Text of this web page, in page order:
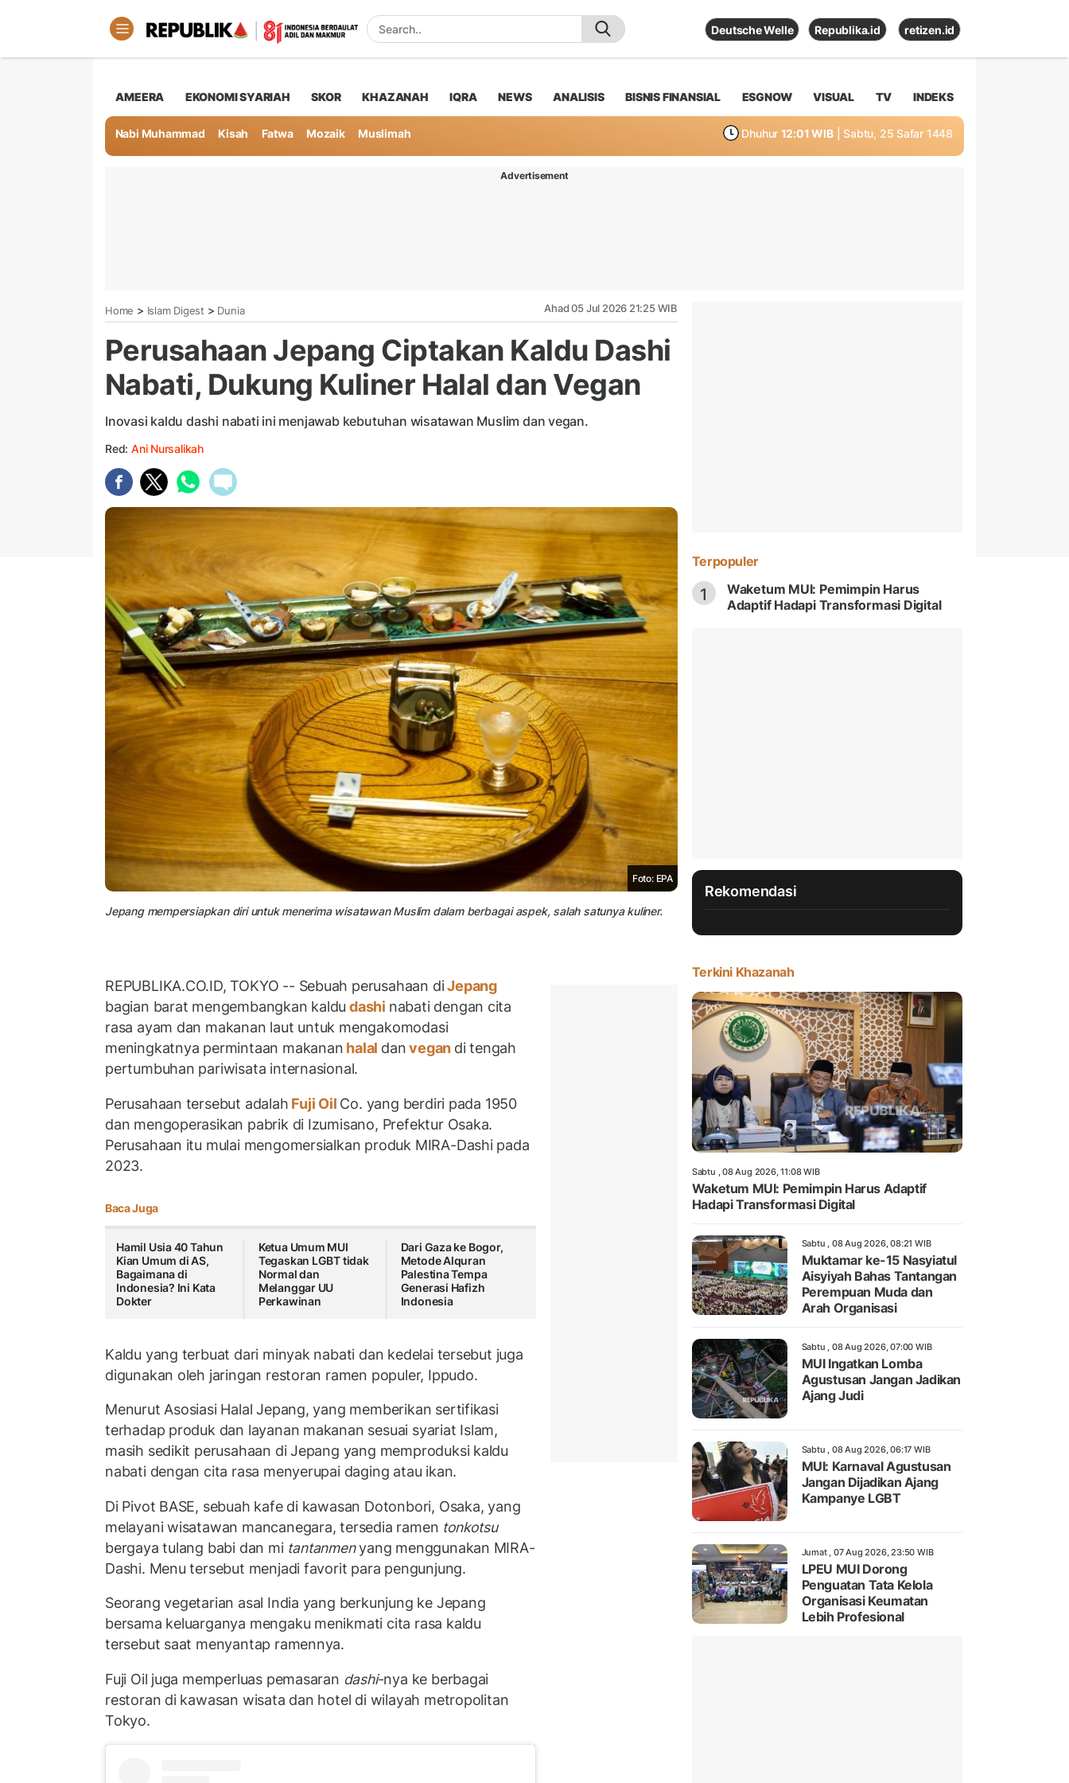
Deutsche Welle Republika.id retizen.id
AMEERA EKONOMI SYARIAH SKOR KHAZANAH IQRA NEWS ANALISIS BISNIS FINANSIAL ESGNOW VISUAL TV INDEKS
Nabi Muhammad Kisah Fatwa Mozaik Muslimah Dhuhur 12:01 WIB | Sabtu, 25 Safar 1448
Advertisement
Home > Islam Digest > Dunia Ahad 05 Jul 2026 21:25 WIB
Perusahaan Jepang Ciptakan Kaldu Dashi
Nabati, Dukung Kuliner Halal dan Vegan
Inovasi kaldu dashi nabati ini menjawab kebutuhan wisatawan Muslim dan vegan.
Red: Ani Nursalikah
Foto: EPA
Jepang mempersiapkan diri untuk menerima wisatawan Muslim dalam berbagai aspek, salah satunya kuliner.
REPUBLIKA.CO.ID, TOKYO -- Sebuah perusahaan diJepang
bagian barat mengembangkan kaldu dashi nabati dengan cita
rasa ayam dan makanan laut untuk mengakomodasi
meningkatnya permintaan makanan halal danvegan di tengah
pertumbuhan pariwisata internasional.
Perusahaan tersebut adalah Fuji Oil Co. yang berdiri pada 1950
dan mengoperasikan pabrik di Izumisano, Prefektur Osaka.
Perusahaan itu mulai mengomersialkan produk MIRA-Dashi pada
2023.
Baca Juga
Hamil Usia 40 Tahun
Kian Umum di AS,
Bagaimana di
Indonesia? Ini Kata
Dokter
Ketua Umum MUI
Tegaskan LGBT tidak
Normal dan
Melanggar UU
Perkawinan
Dari Gaza ke Bogor,
Metode Alquran
Palestina Tempa
Generasi Hafizh
Indonesia
Kaldu yang terbuat dari minyak nabati dan kedelai tersebut juga
digunakan oleh jaringan restoran ramen populer, Ippudo.
Menurut Asosiasi Halal Jepang, yang memberikan sertifikasi
terhadap produk dan layanan makanan sesuai syariat Islam,
masih sedikit perusahaan di Jepang yang memproduksi kaldu
nabati dengan cita rasa menyerupai daging atau ikan.
Di Pivot BASE, sebuah kafe di kawasan Dotonbori, Osaka, yang
melayani wisatawan mancanegara, tersedia ramen tonkotsu
bergaya tulang babi dan mi tantanmenyang menggunakan MIRA-
Dashi. Menu tersebut menjadi favorit para pengunjung.
Seorang vegetarian asal India yang berkunjung ke Jepang
bersama keluarganya mengaku menikmati cita rasa kaldu
tersebut saat menyantap ramennya.
Fuji Oil juga memperluas pemasaran dashi-nya ke berbagai
restoran di kawasan wisata dan hotel di wilayah metropolitan
Tokyo.
Terpopuler
1
Waketum MUI: Pemimpin Harus
Adaptif Hadapi Transformasi Digital
Rekomendasi
Terkini Khazanah
Sabtu , 08 Aug 2026, 11:08 WIB
Waketum MUI: Pemimpin Harus Adaptif
Hadapi Transformasi Digital
Sabtu , 08 Aug 2026, 08:21 WIB
Muktamar ke-15 Nasyiatul
Aisyiyah Bahas Tantangan
Perempuan Muda dan
Arah Organisasi
Sabtu , 08 Aug 2026, 07:00 WIB
MUI Ingatkan Lomba
Agustusan Jangan Jadikan
Ajang Judi
Sabtu , 08 Aug 2026, 06:17 WIB
MUI: Karnaval Agustusan
Jangan Dijadikan Ajang
Kampanye LGBT
Jumat , 07 Aug 2026, 23:50 WIB
LPEU MUI Dorong
Penguatan Tata Kelola
Organisasi Keumatan
Lebih Profesional